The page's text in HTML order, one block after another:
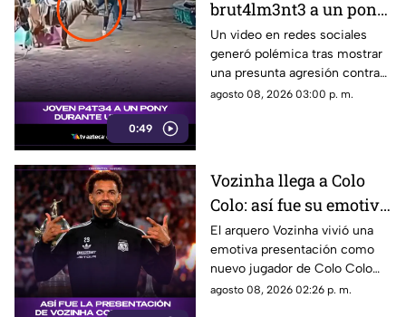
0:49
brut4lm3nt3 a un pony
durante una feria en
San Luis Potosí
Un video en redes sociales
generó polémica tras mostrar
una presunta agresión contra
un pony durante una feria en
agosto 08, 2026 03:00 p. m.
Vozinha llega a Colo
Colo: así fue su emotiva
presentación ante un
Estadio Monumental
abarrotado
El arquero Vozinha vivió una
emotiva presentación como
nuevo jugador de Colo Colo
frente a un Estadio
agosto 08, 2026 02:26 p. m.